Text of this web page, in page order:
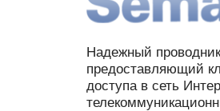
Надежный
предоставляющий
доступа в сеть